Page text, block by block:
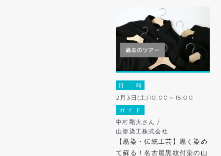
日 時
2月3日(土)10:00～15:00
ガ イ ド
中村剛大さん /
山勝染工株式会社
【黒染・伝統工芸】黒く染め
て蘇る！名古屋黒紋付染の山